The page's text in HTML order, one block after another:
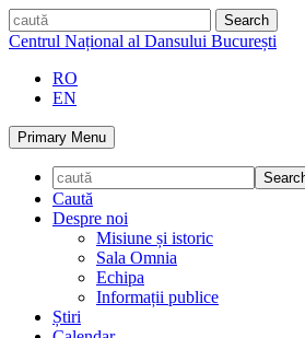
Skip
to
caută
Centrul Național al Dansului București
RO
EN
Primary Menu
Caută
Despre noi
Misiune și istoric
Sala Omnia
Echipa
Informații publice
Știri